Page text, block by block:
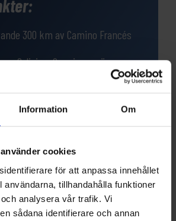
Information Om
cookies
för att anpassa innehållet
användarna, tillhandahålla funktioner
analysera vår trafik. Vi
sådana identifierare och annan
300 km av Camino Francés
Galicien, Spaniens gröna
som bjuder på både